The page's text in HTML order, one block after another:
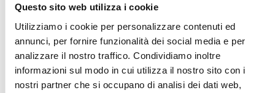
Questo sito web utilizza i cookie
Utilizziamo i cookie per personalizzare contenuti ed
annunci, per fornire funzionalità dei social media e per
analizzare il nostro traffico. Condividiamo inoltre
informazioni sul modo in cui utilizza il nostro sito con i
nostri partner che si occupano di analisi dei dati web,